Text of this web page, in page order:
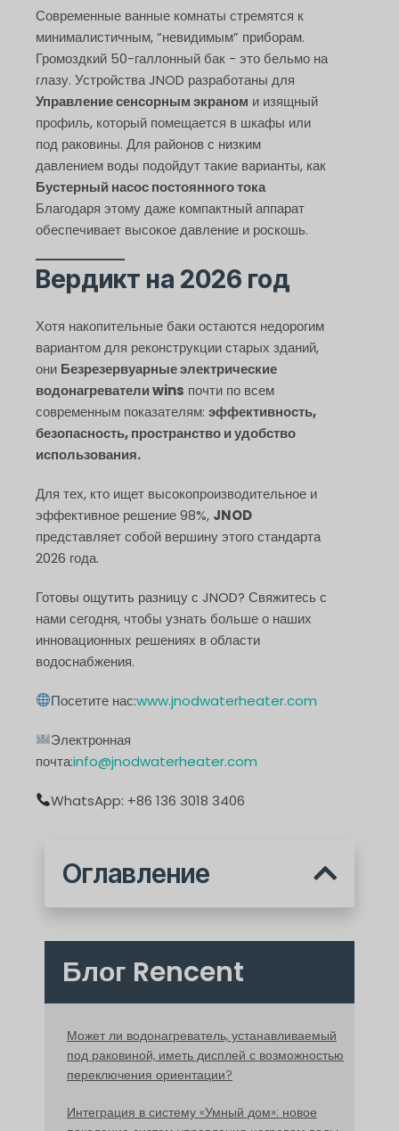
Современные ванные комнаты стремятся к
минималистичным, “невидимым” приборам.
Громоздкий 50-галлонный бак - это бельмо на
глазу. Устройства JNOD разработаны для
Управление сенсорным экраном и изящный
профиль, который помещается в шкафы или
под раковины. Для районов с низким
давлением воды подойдут такие варианты, как
Бустерный насос постоянного тока
Благодаря этому даже компактный аппарат
обеспечивает высокое давление и роскошь.
Вердикт на 2026 год
Хотя накопительные баки остаются недорогим
вариантом для реконструкции старых зданий,
они Безрезервуарные электрические
водонагреватели wins почти по всем
современным показателям: эффективность,
безопасность, пространство и удобство
использования.
Для тех, кто ищет высокопроизводительное и
эффективное решение 98%, JNOD
представляет собой вершину этого стандарта
2026 года.
Готовы ощутить разницу с JNOD? Свяжитесь с
нами сегодня, чтобы узнать больше о наших
инновационных решениях в области
водоснабжения.
Посетите нас:www.jnodwaterheater.com
Электронная
почта:info@jnodwaterheater.com
WhatsApp: +86 136 3018 3406
Оглавление
Блог Rencent
Может ли водонагреватель, устанавливаемый
под раковиной, иметь дисплей с возможностью
переключения ориентации?
Интеграция в систему «Умный дом»: новое